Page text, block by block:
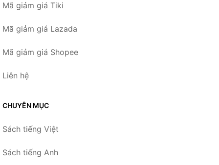
Mã giảm giá Tiki
Mã giảm giá Lazada
Mã giảm giá Shopee
Liên hệ
CHUYÊN MỤC
Sách tiếng Việt
Sách tiếng Anh